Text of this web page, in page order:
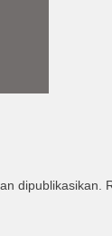
dipublikasikan.